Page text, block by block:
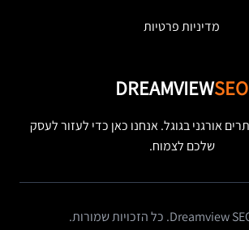
מדיניות פרטיות
DREAMVIEWSEO
אורגני בגוגל. אנחנו כאן כדי לעזור לעסק
שלכם לצמוח.